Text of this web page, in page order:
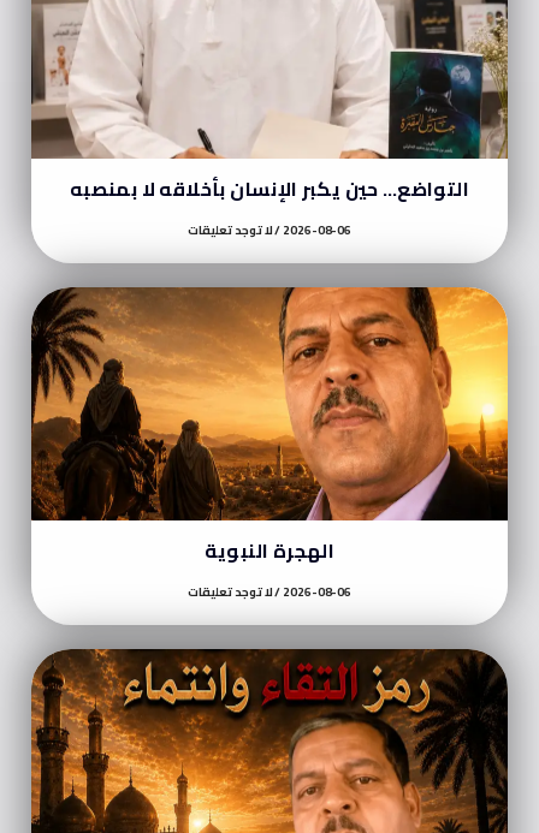
التواضع… حين يكبر الإنسان بأخلاقه لا بمنصبه
2026-08-06 لا توجد تعليقات
الهجرة النبوية
2026-08-06 لا توجد تعليقات